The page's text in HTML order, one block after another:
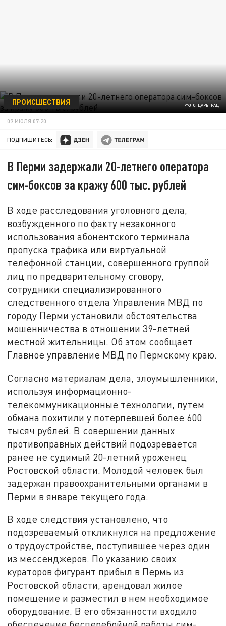
ФОТО: ЦАРЬГРАД
ПРОИСШЕСТВИЯ
09 ИЮЛЯ 07:20
ПОДПИШИТЕСЬ:
В Перми задержали 20-летнего оператора
сим-боксов за кражу 600 тыс. рублей
В ходе расследования уголовного дела,
возбужденного по факту незаконного
использования абонентского терминала
пропуска трафика или виртуальной
телефонной станции, совершенного группой
лиц по предварительному сговору,
сотрудники специализированного
следственного отдела Управления МВД по
городу Перми установили обстоятельства
мошенничества в отношении 39-летней
местной жительницы. Об этом сообщает
Главное управление МВД по Пермскому краю.
Согласно материалам дела, злоумышленники,
используя информационно-
телекоммуникационные технологии, путем
обмана похитили у потерпевшей более 600
тысяч рублей. В совершении данных
противоправных действий подозревается
ранее не судимый 20-летний уроженец
Ростовской области. Молодой человек был
задержан правоохранительными органами в
Перми в январе текущего года.
В ходе следствия установлено, что
подозреваемый откликнулся на предложение
о трудоустройстве, поступившее через один
из мессенджеров. По указанию своих
кураторов фигурант прибыл в Пермь из
Ростовской области, арендовал жилое
помещение и разместил в нем необходимое
оборудование. В его обязанности входило